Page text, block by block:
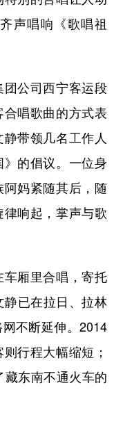
声唱响《歌唱祖
公司西宁客运段
唱歌曲的方式表
带领几名工作人
的倡议。一位身
妈紧随其后，随
响起，掌声与歌
厢里合唱，寄托
已在拉日、拉林
不断延伸。2014
行程大幅缩短；
东南不通火车的